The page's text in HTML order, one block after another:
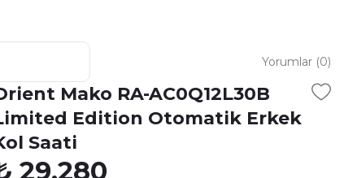
Yorumlar (0)
Mako RA-AC0Q12L30B
Edition Otomatik Erkek
Saati
29.280